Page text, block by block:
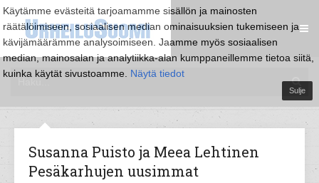
Käytämme evästeitä tarjoamamme sisällön ja mainosten
räätälöimiseen, sosiaalisen median ominaisuuksien tukemiseen ja
kävijämäärämme analysoimiseen. Jaamme myös sosiaalisen
median, mainosalan ja analytiikka-alan kumppaneillemme tietoa siitä,
kuinka käytät sivustoamme. Näytä tiedot
Sulje
Susanna Puisto ja Meea Lehtinen
Pesäkarhujen uusimmat